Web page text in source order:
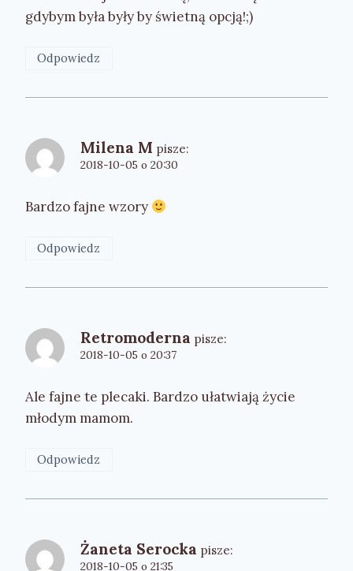
gdybym była były by świetną opcją!;)
Odpowiedz
Milena M pisze:
2018-10-05 o 20:30
Bardzo fajne wzory
Odpowiedz
Retromoderna pisze:
2018-10-05 o 20:37
Ale fajne te plecaki. Bardzo ułatwiają życie
młodym mamom.
Odpowiedz
Żaneta Serocka pisze:
2018-10-05 o 21:35